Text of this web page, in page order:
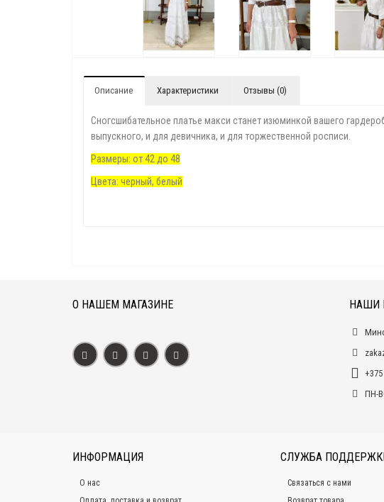
Описание Характеристики Отзывы (0)
Сногсшибательное платье макси станет изюминкой вашего
выпускного, и для девичника, и для торжественной росписи.
Размеры: от 42 до 48
Цвета: черный, белый
О НАШЕМ МАГАЗИНЕ НАШИ
ПН-
ИНФОРМАЦИЯ
О нас
СЛУЖБА
Связаться с нами